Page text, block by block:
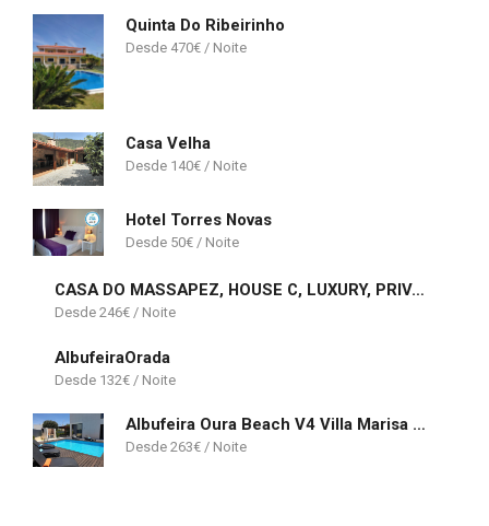
Quinta Do Ribeirinho
470€
Casa Velha
140€
Hotel Torres Novas
50€
CASA DO MASSAPEZ, HOUSE C, LUXURY, PRIVATE POOL
246€
AlbufeiraOrada
132€
Albufeira Oura Beach V4 Villa Marisa with private Pool
263€